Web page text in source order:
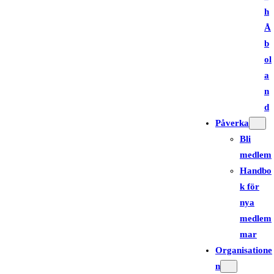
h
Å
b
ol
a
n
d
Påverka
Bli
medlem
Handbo
k för
nya
medlem
mar
Organisatione
n